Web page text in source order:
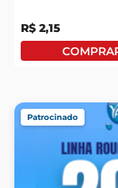
R$ 2,15
Patrocinado